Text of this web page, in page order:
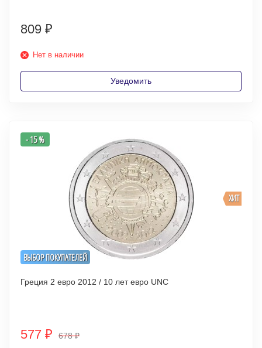
809 ₽
Нет в наличии
Уведомить
ВЫБОР ПОКУПАТЕЛЕЙ
ХИТ
- 15 %
Греция 2 евро 2012 / 10 лет евро UNC
577 ₽ 678₽